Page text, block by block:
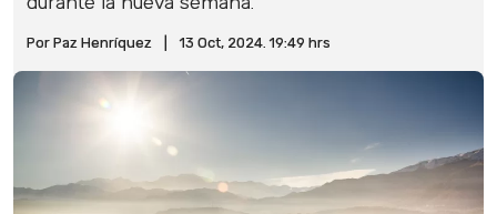
Por Paz Henríquez 13 Oct, 2024. 19:49 hrs